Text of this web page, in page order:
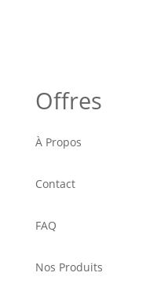
Offres
À Propos
Contact
FAQ
Nos Produits